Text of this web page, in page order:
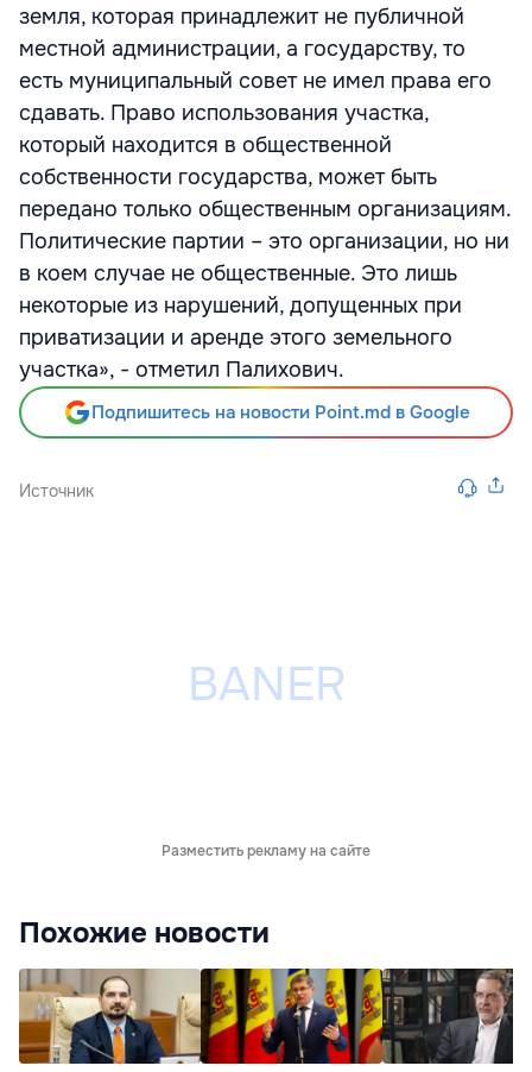
земля, которая принадлежит не публичной
местной администрации, а государству, то
есть муниципальный совет не имел права его
сдавать. Право использования участка,
который находится в общественной
собственности государства, может быть
передано только общественным организациям.
Политические партии – это организации, но ни
в коем случае не общественные. Это лишь
некоторые из нарушений, допущенных при
приватизации и аренде этого земельного
участка», - отметил Палихович.
Подпишитесь на новости Point.md в Google
Источник
Разместить рекламу на сайте
Похожие новости